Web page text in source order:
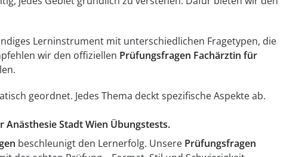
Lerninstrument mit unterschiedlichen Fragetypen, die
wir den offiziellen Prüfungsfragen Fachärztin für
geordnet. Jedes Thema deckt spezifische Aspekte ab.
Stadt Wien Übungstests.
beschleunigt den Lernerfolg. Unsere Prüfungsfragen